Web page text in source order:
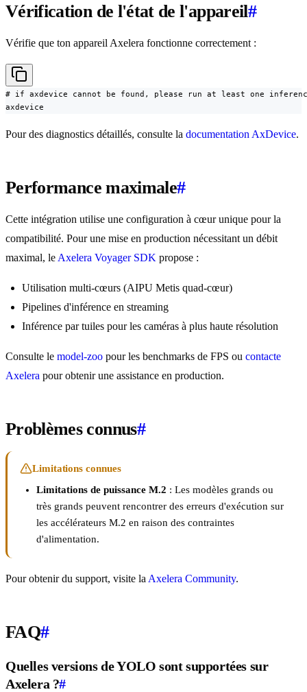
Vérification de l'état de l'appareil#
Vérifie que ton appareil Axelera fonctionne correctement :
# if axdevice cannot be found, please run at least one
axdevice
Pour des diagnostics détaillés, consulte la documentation AxDevice.
Performance maximale#
Cette intégration utilise une configuration à cœur unique pour la
compatibilité. Pour une mise en production nécessitant un débit
maximal, le Axelera Voyager SDK propose :
Utilisation multi-cœurs (AIPU Metis quad-cœur)
Pipelines d'inférence en streaming
Inférence par tuiles pour les caméras à plus haute résolution
Consulte le model-zoo pour les benchmarks de FPS ou contacte
Axelera pour obtenir une assistance en production.
Problèmes connus#
Limitations connues
Limitations de puissance M.2 : Les modèles grands ou
très grands peuvent rencontrer des erreurs d'exécution sur
les accélérateurs M.2 en raison des contraintes
d'alimentation.
Pour obtenir du support, visite la Axelera Community.
FAQ#
Quelles versions de YOLO sont supportées sur
Axelera ?#